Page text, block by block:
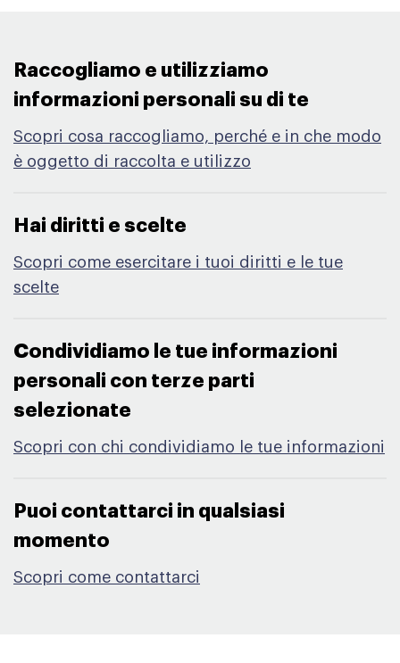
Raccogliamo e utilizziamo
informazioni personali su di te ​
Scopri cosa raccogliamo, perché e in che modo
è oggetto di raccolta e utilizzo
Hai diritti e scelte​
Scopri come esercitare i tuoi diritti e le tue
scelte
Condividiamo le tue informazioni
personali con terze parti
selezionate​
Scopri con chi condividiamo le tue informazioni
Puoi contattarci in qualsiasi
momento​
Scopri come contattarci